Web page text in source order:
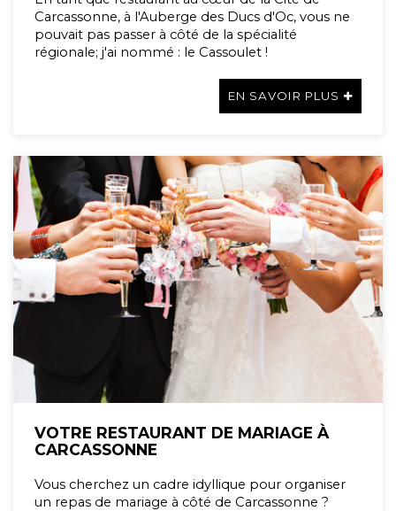
Carcassonne, à l'Auberge des Ducs d'Oc, vous ne
pouvait pas passer à côté de la spécialité
régionale; j'ai nommé : le Cassoulet !
EN SAVOIR PLUS
VOTRE RESTAURANT DE MARIAGE À
CARCASSONNE
Vous cherchez un cadre idyllique pour organiser
un repas de mariage à côté de Carcassonne ?